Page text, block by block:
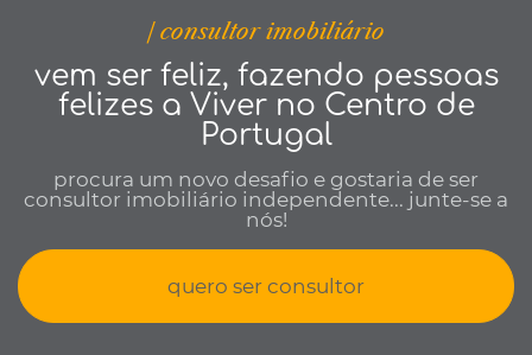
| consultor imobiliário
vem ser feliz, fazendo pessoas
felizes a Viver no Centro de
Portugal
procura um novo desafio e gostaria de ser
consultor imobiliário independente... junte-se a
nós!
quero ser consultor